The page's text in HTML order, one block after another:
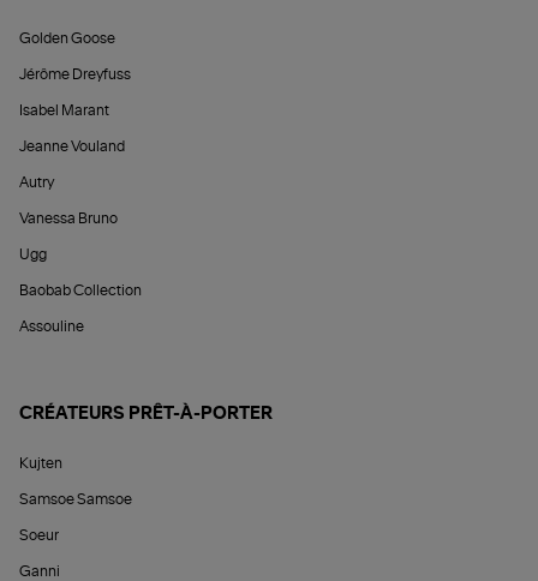
Golden Goose
Jérôme Dreyfuss
Isabel Marant
Jeanne Vouland
Autry
Vanessa Bruno
Ugg
Baobab Collection
Assouline
CRÉATEURS PRÊT-À-PORTER
Kujten
Samsoe Samsoe
Soeur
Ganni